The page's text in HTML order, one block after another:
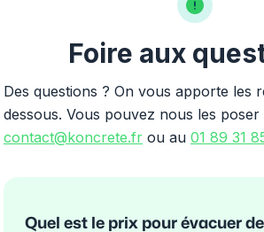
Foire aux
Des questions ? On vous apporte les
dessous. Vous pouvez nous les
contact@koncrete.fr ou au 01 89 31
Quel est le prix pour évacuer